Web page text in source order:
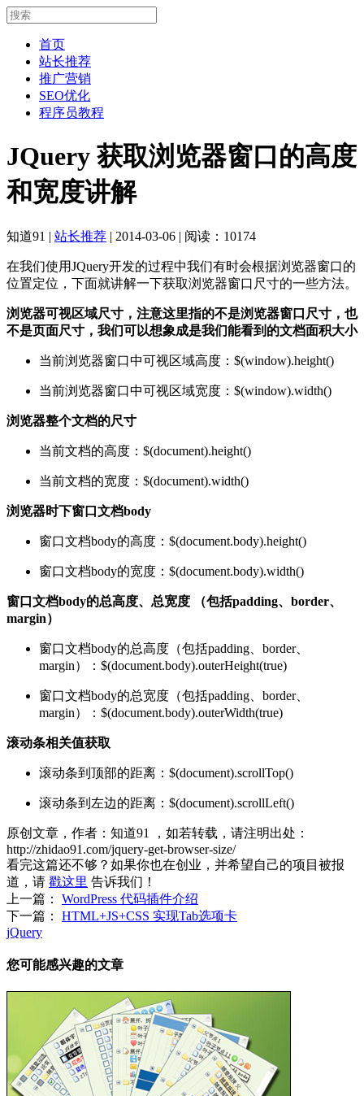
首页
站长推荐
推广营销
SEO优化
程序员教程
JQuery 获取浏览器窗口的高度
和宽度讲解
知道91 | 站长推荐 | 2014-03-06 | 阅读：10174
在我们使用JQuery开发的过程中我们有时会根据浏览器窗口的
位置定位，下面就讲解一下获取浏览器窗口尺寸的一些方法。
浏览器可视区域尺寸，注意这里指的不是浏览器窗口尺寸，也
不是页面尺寸，我们可以想象成是我们能看到的文档面积大小
当前浏览器窗口中可视区域高度：$(window).height()
当前浏览器窗口中可视区域宽度：$(window).width()
浏览器整个文档的尺寸
当前文档的高度：$(document).height()
当前文档的宽度：$(document).width()
浏览器时下窗口文档body
窗口文档body的高度：$(document.body).height()
窗口文档body的宽度：$(document.body).width()
窗口文档body的总高度、总宽度 （包括padding、border、
margin）
窗口文档body的总高度（包括padding、border、
margin）：$(document.body).outerHeight(true)
窗口文档body的总宽度（包括padding、border、
margin）：$(document.body).outerWidth(true)
滚动条相关值获取
滚动条到顶部的距离：$(document).scrollTop()
滚动条到左边的距离：$(document).scrollLeft()
原创文章，作者：知道91
，如若转载，请注明出处：
http://zhidao91.com/jquery-get-browser-size/
看完这篇还不够？如果你也在创业，并希望自己的项目被报
道，请 戳这里 告诉我们！
上一篇：
WordPress 代码插件介绍
下一篇：
HTML+JS+CSS 实现Tab选项卡
jQuery
您可能感兴趣的文章